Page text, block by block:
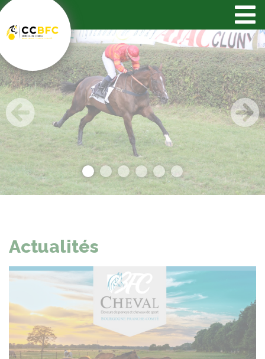
Previous Next
Actualités
Panneau de gestion des cookies